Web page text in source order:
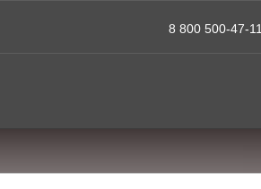
8 800 500-47-11